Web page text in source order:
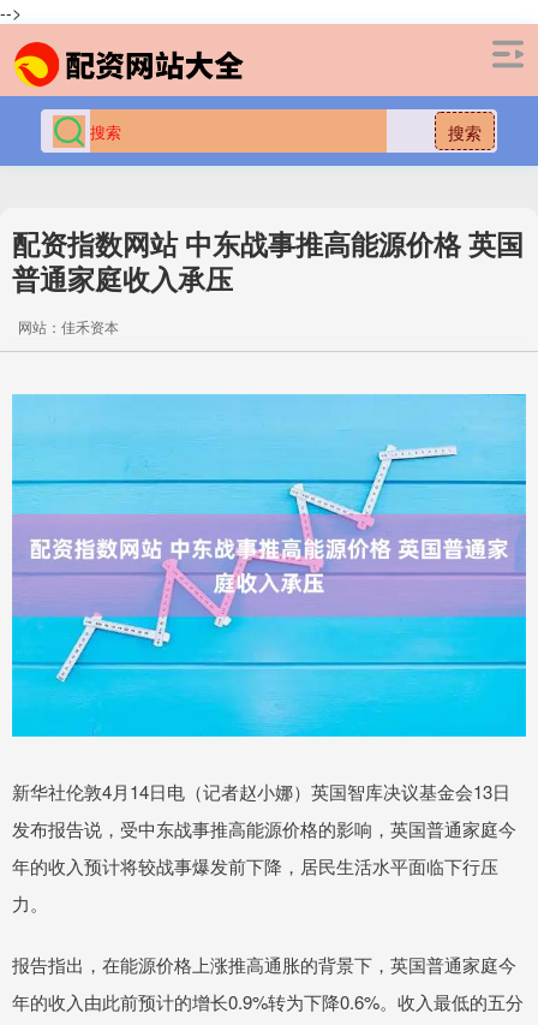
-->
搜索
配资指数网站 中东战事推高能源价格 英国
普通家庭收入承压
网站：佳禾资本
新华社伦敦4月14日电（记者赵小娜）英国智库决议基金会13日
发布报告说，受中东战事推高能源价格的影响，英国普通家庭今
年的收入预计将较战事爆发前下降，居民生活水平面临下行压
力。
报告指出，在能源价格上涨推高通胀的背景下，英国普通家庭今
年的收入由此前预计的增长0.9%转为下降0.6%。收入最低的五分